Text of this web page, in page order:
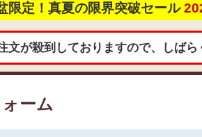
限定！真夏の限界突破セール
文が殺到しておりますので、しば
ーム